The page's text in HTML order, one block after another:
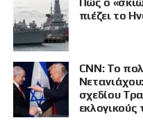
Πώς ο
πιέζει το
CNN: Το
σχεδίου